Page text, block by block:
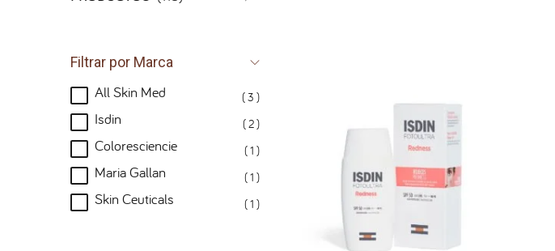
Filtrar por Marca
All Skin Med ( 3 )
Isdin ( 2 )
Coloresciencie ( 1 )
Maria Gallan ( 1 )
Skin Ceuticals ( 1 )